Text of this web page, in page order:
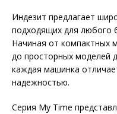
Индезит предлагает
подходящих для любого
Начиная от компактных
до просторных моделей
каждая машинка
надежностью.
Серия My Time